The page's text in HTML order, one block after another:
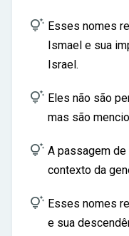
 Esses nomes
Ismael e sua
Israel.
 Eles não são
mas são
 A passagem
contexto da
 Esses nomes
e sua